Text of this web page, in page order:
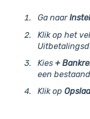
Ga naar
Klik op het
Kies +
een
Klik op